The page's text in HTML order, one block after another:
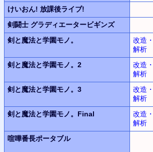
けいおん! 放課後ライブ!
剣闘士 グラディエータービギンズ
剣と魔法と学園モノ。
改造・
解析
剣と魔法と学園モノ。2
改造・
解析
剣と魔法と学園モノ。3
改造・
解析
剣と魔法と学園モノ。Final
改造・
解析
喧嘩番長ポータブル